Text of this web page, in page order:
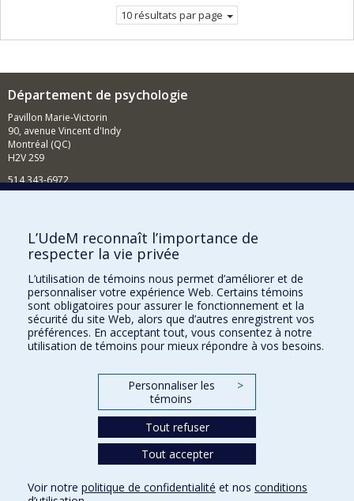
10 résultats par page
Département de psychologie
Pavillon Marie-Victorin
90, avenue Vincent d'Indy
Montréal (QC)
H2V 2S9
514 343-6972
Comment soutenir le Département?
BESOIN D'AIDE?
Plan du site
Signaler une erreur
Accessibilité
FACULTÉ DES ARTS ET DES SCIENCES
Nos départements et écoles
Conditions d’utilisation
L’UdeM reconnaît l’importance de
respecter la vie privée
L’utilisation de témoins nous permet d’améliorer et de
personnaliser votre expérience Web. Certains témoins
sont obligatoires pour assurer le fonctionnement et la
sécurité du site Web, alors que d’autres enregistrent vos
préférences. En acceptant tout, vous consentez à notre
utilisation de témoins pour mieux répondre à vos besoins.
Personnaliser les
témoins
>
Tout refuser
Tout accepter
Voir notre politique de confidentialité et nos conditions